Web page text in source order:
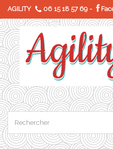
AGILITY 06 15 18 57 69 -